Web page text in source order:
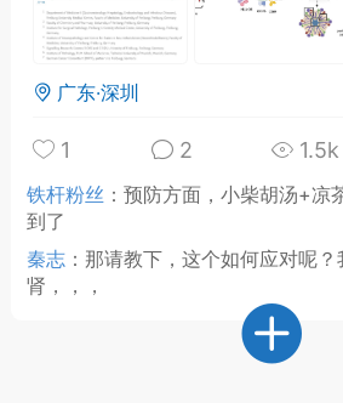
0
如何购买【理肺清
通：内经视角
要义
女子五七，阳明脉
养颜首重阳明胃经
广东·深圳
1 2 1.5k
铁杆粉丝 ：预防方面，小柴胡汤+凉
到了
秦志 ： 那请教下，这个如何应对呢
肾，，，